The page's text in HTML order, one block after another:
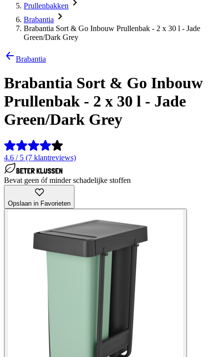
Prullenbakken
Brabantia
Brabantia Sort & Go Inbouw Prullenbak - 2 x 30 l - Jade
Green/Dark Grey
Brabantia
Brabantia Sort & Go Inbouw
Prullenbak - 2 x 30 l - Jade
Green/Dark Grey
4.6 / 5 (7 klantreviews)
Bevat geen óf minder schadelijke stoffen
Opslaan in Favorieten